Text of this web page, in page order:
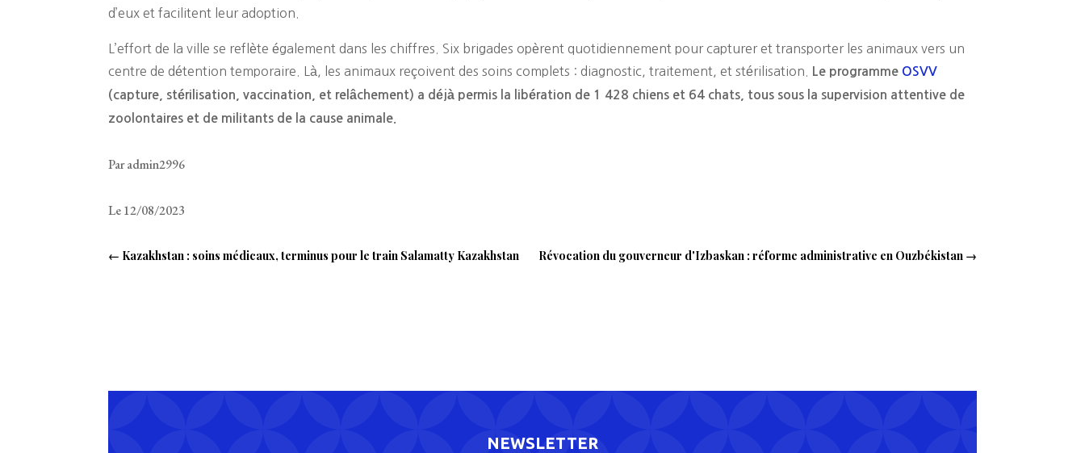
d’eux et facilitent leur adoption.
L’effort de la ville se reflète également dans les chiffres. Six brigades opèrent quotidiennement pour capturer et transporter les animaux vers un
centre de détention temporaire. Là, les animaux reçoivent des soins complets : diagnostic, traitement, et stérilisation.
Le programme OSVV
(capture, stérilisation, vaccination, et relâchement) a déjà permis la libération de 1 428 chiens et 64 chats, tous sous la supervision attentive de
zoolontaires et de militants de la cause animale.
Par admin2996
Le 12/08/2023
← Kazakhstan : soins médicaux, terminus pour le train Salamatty Kazakhstan Révocation du gouverneur d'Izbaskan : réforme administrative en Ouzbékistan→
NEWSLETTER